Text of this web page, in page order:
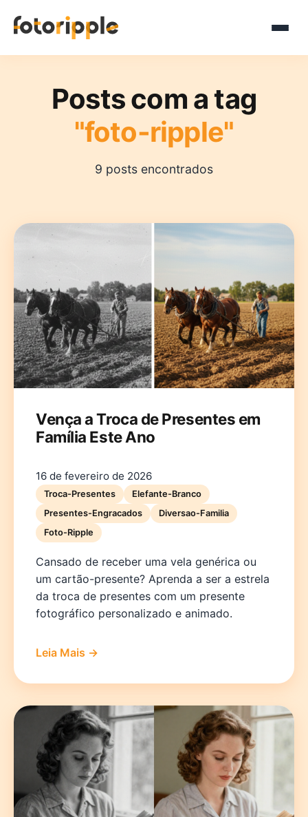
DeutschEnglishEspañol
NederlandsPolskiPortuguês
Posts com a tag
"foto-ripple"
9 posts encontrados
Vença a Troca de Presentes em
Família Este Ano
16 de fevereiro de 2026
Troca-Presentes
Elefante-Branco
Presentes-Engracados
Diversao-Familia
Foto-Ripple
Cansado de receber uma vela genérica ou
um cartão-presente? Aprenda a ser a estrela
da troca de presentes com um presente
fotográfico personalizado e animado.
Leia Mais →